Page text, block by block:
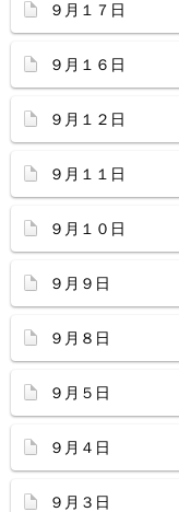
９月１７日
９月１６日
９月１２日
９月１１日
９月１０日
９月９日
９月８日
９月５日
９月４日
９月３日